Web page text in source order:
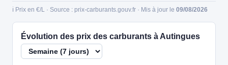
ℹ️ Prix en €/L · Source : prix-carburants.gouv.fr · Mis à jour le 09/08/2026
Évolution des prix des carburants à Autingues